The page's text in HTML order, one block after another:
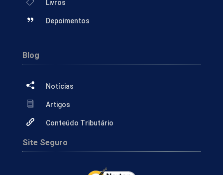
Livros
Depoimentos
Blog
Notícias
Artigos
Conteúdo Tributário
Site Seguro